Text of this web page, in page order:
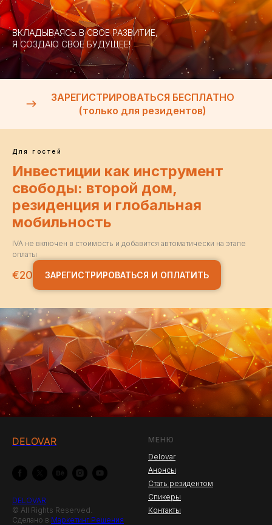
ВКЛАДЫВАЯСЬ В СВОЕ РАЗВИТИЕ,
Я СОЗДАЮ СВОЕ БУДУЩЕЕ!
ЗАРЕГИСТРИРОВАТЬСЯ БЕСПЛАТНО
(только для резидентов)
Для гостей
Инвестиции как инструмент
свободы: второй дом,
резиденция и глобальная
мобильность
IVA не включен в стоимость и добавится автоматически на этапе
оплаты
€20 ЗАРЕГИСТРИРОВАТЬСЯ И ОПЛАТИТЬ
DELOVAR
DELOVAR
© All Rights Reserved.
Сделано в Маркетинг Решения
МЕНЮ
Delovar
Анонсы
Стать резидентом
Спикеры
Контакты